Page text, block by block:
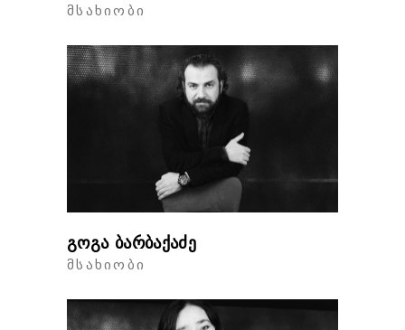
ᲛᲡᲐᲮᲘᲝᲑᲘ
გოგა ბარბაქაძე
ᲛᲡᲐᲮᲘᲝᲑᲘ